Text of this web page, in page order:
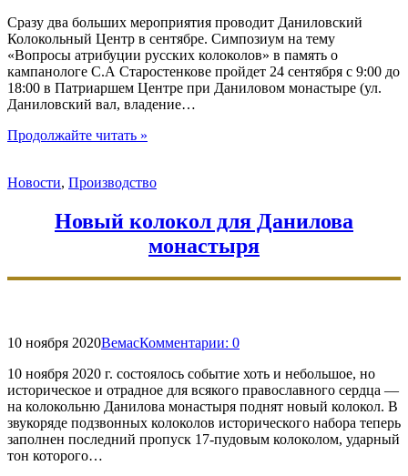
Сразу два больших мероприятия проводит Даниловский
Колокольный Центр в сентябре. Симпозиум на тему
«Вопросы атрибуции русских колоколов» в память о
кампанологе С.А Старостенкове пройдет 24 сентября с 9:00 до
18:00 в Патриаршем Центре при Даниловом монастыре (ул.
Даниловский вал, владение…
Продолжайте читать "Симпозиум
Фестиваль
»
Новости, Производство
Новый колокол для Данилова
монастыря
10 ноября 2020ВемасКомментарии: 0
10 ноября 2020 г. состоялось событие хоть и небольшое, но
историческое и отрадное для всякого православного сердца —
на колокольню Данилова монастыря поднят новый колокол. В
звукоряде подзвонных колоколов исторического набора теперь
заполнен последний пропуск 17-пудовым колоколом, ударный
тон которого…